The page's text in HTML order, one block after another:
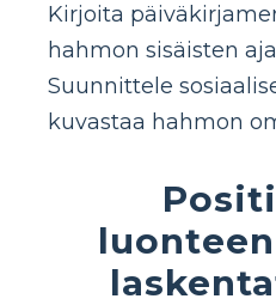
Kirjoita
hahmon sisäisten
Suunnittele
kuvastaa hahmon